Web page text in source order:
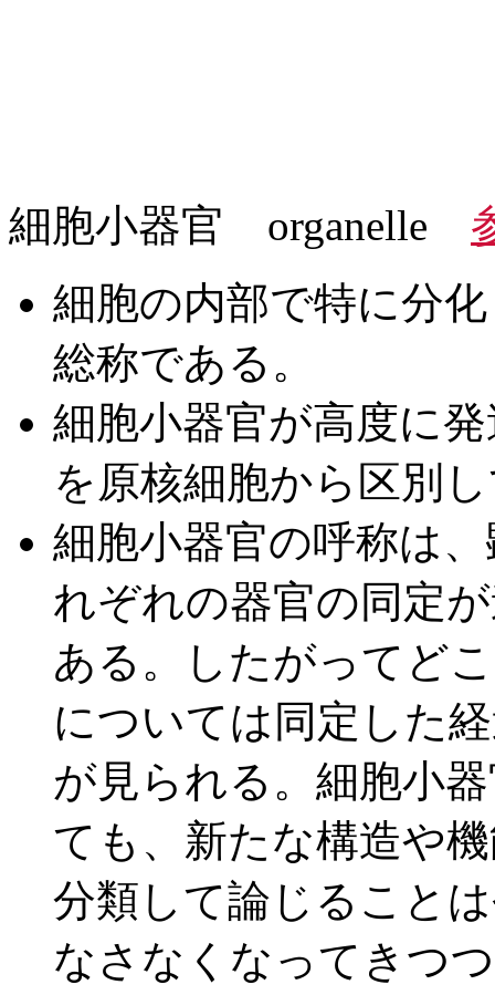
細胞小器官 organelle
細胞の内部で特に分
総称である。
細胞小器官が高度に
を原核細胞から区別
細胞小器官の呼称は
れぞれの器官の同定
ある。したがってど
については同定した
が見られる。細胞小
ても、新たな構造や
分類して論じること
なさなくなってきつ